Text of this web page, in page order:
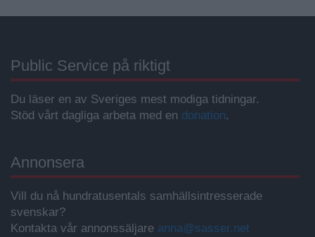
Public Service på riktigt
Du läser en av Sveriges mest modiga tidningar.
Stöd vårt dagliga arbeta med en donation.
Annonsera
Vill du nå hundratusentals samhällsintresserade
svenskar?
Kontakta vår annonssäljare anna@sasser.net